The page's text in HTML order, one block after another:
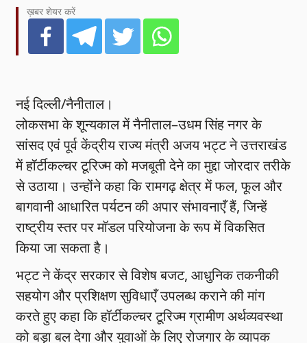
ख़बर शेयर करें
नई दिल्ली/नैनीताल।
लोकसभा के शून्यकाल में नैनीताल–उधम सिंह नगर के
सांसद एवं पूर्व केंद्रीय राज्य मंत्री अजय भट्ट ने उत्तराखंड
में हॉर्टीकल्चर टूरिज्म को मजबूती देने का मुद्दा जोरदार तरीके
से उठाया। उन्होंने कहा कि रामगढ़ क्षेत्र में फल, फूल और
बागवानी आधारित पर्यटन की अपार संभावनाएँ हैं, जिन्हें
राष्ट्रीय स्तर पर मॉडल परियोजना के रूप में विकसित
किया जा सकता है।
भट्ट ने केंद्र सरकार से विशेष बजट, आधुनिक तकनीकी
सहयोग और प्रशिक्षण सुविधाएँ उपलब्ध कराने की मांग
करते हुए कहा कि हॉर्टीकल्चर टूरिज्म ग्रामीण अर्थव्यवस्था
को बड़ा बल देगा और युवाओं के लिए रोजगार के व्यापक